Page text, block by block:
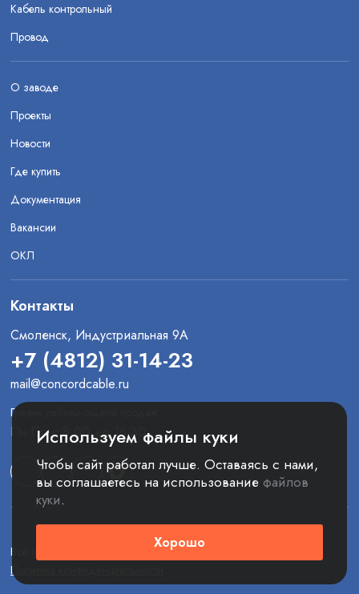
Кабель контрольный
Провод
О заводе
Проекты
Новости
Где купить
Документация
Вакансии
ОКЛ
Контакты
Смоленск, Индустриальная 9А
+7 (4812) 31-14-23
mail@concordcable.ru
График работы отдела продаж
Пн-Пт: с 8:00 до 16:30
Все права защищены. © 2025 ООО «Конкорд»
Политика конфиденциальности
Используем файлы куки
Чтобы сайт работал лучше. Оставаясь с нами,
вы соглашаетесь на использование файлов
куки.
Хорошо